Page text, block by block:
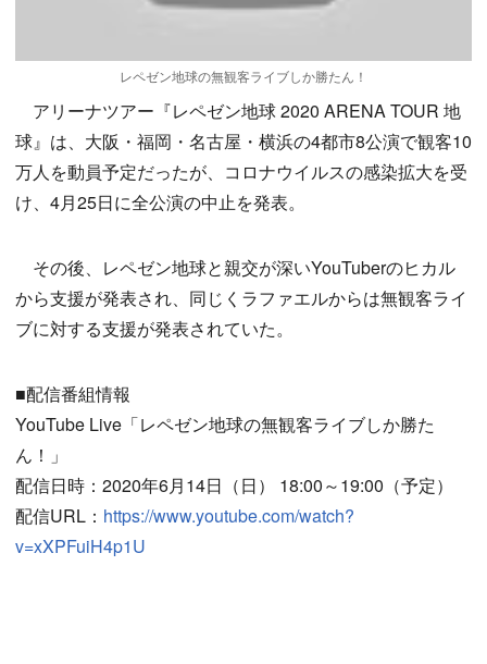
レペゼン地球の無観客ライブしか勝たん！
アリーナツアー『レペゼン地球 2020 ARENA TOUR 地
球』は、大阪・福岡・名古屋・横浜の4都市8公演で観客10
万人を動員予定だったが、コロナウイルスの感染拡大を受
け、4月25日に全公演の中止を発表。
その後、レペゼン地球と親交が深いYouTuberのヒカル
から支援が発表され、同じくラファエルからは無観客ライ
ブに対する支援が発表されていた。
■配信番組情報
YouTube Live「レペゼン地球の無観客ライブしか勝た
ん！」
配信日時：2020年6月14日（日） 18:00～19:00（予定）
配信URL： https://www.youtube.com/watch?
v=xXPFuiH4p1U